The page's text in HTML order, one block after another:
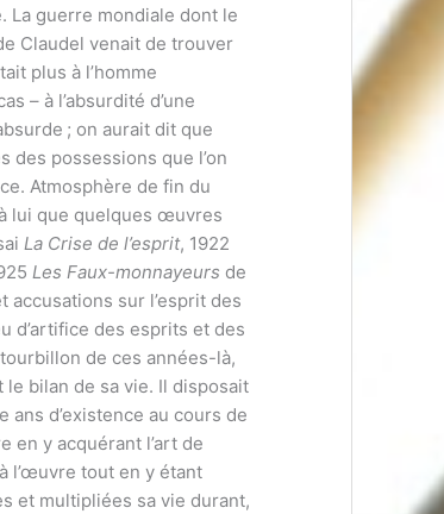
La guerre mondiale dont le
Claudel venait de trouver
plus à l’homme
– à l’absurdité d’une
; on aurait dit que
des possessions que l’on
Atmosphère de fin du
lui que quelques œuvres
La Crise de l’esprit, 1922
Les Faux-monnayeurs de
sur l’esprit des
d’artifice des esprits et des
de ces années-là,
le bilan de sa vie. Il disposait
d’existence au cours de
en y acquérant l’art de
l’œuvre tout en y étant
et multipliées sa vie durant,